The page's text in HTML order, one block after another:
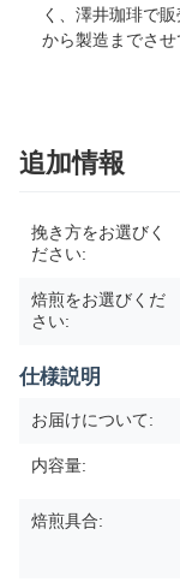
く、澤井珈琲で
から製造までさ
追加情報
挽き方をお選びく
ださい:
焙煎をお選びくだ
さい:
仕様説明
お届けについて:
内容量:
焙煎具合: